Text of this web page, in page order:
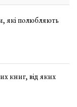
які полюбляють
книг, від яких